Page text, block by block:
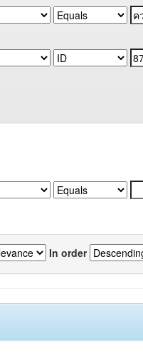
In order